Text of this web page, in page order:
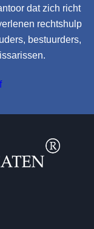
dat zich richt
rechtshulp
bestuurders,